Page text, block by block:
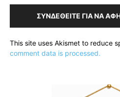
ΣΥΝΔΕΘΕΊΤΕ ΓΙΑ ΝΑ
This site uses Akismet to reduce
comment data is processed.